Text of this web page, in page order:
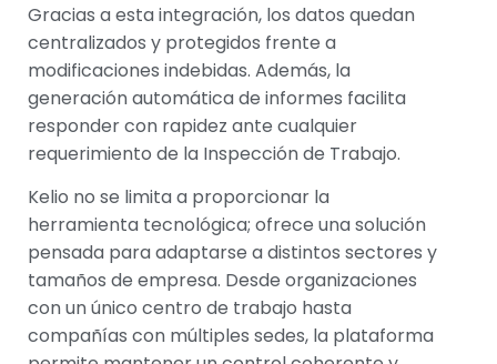
Gracias a esta integración, los datos quedan
centralizados y protegidos frente a
modificaciones indebidas. Además, la
generación automática de informes facilita
responder con rapidez ante cualquier
requerimiento de la Inspección de Trabajo.
Kelio no se limita a proporcionar la
herramienta tecnológica; ofrece una solución
pensada para adaptarse a distintos sectores y
tamaños de empresa. Desde organizaciones
con un único centro de trabajo hasta
compañías con múltiples sedes, la plataforma